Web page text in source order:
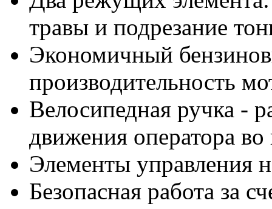
травы и подрезание
Экономичный
производительность
Велосипедная ручка -
движения оператора
Элементы управления
Безопасная работа за